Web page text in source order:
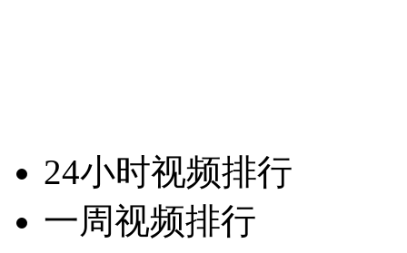
24小时视频排行
一周视频排行